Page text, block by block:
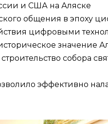
и США на Аляске
общения в эпоху
цифровыми
значение
собора
эффективно